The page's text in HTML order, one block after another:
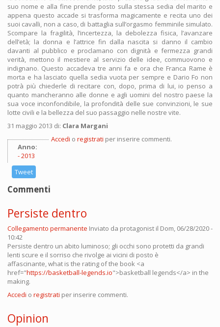
suo nome e alla fine prende posto sulla stessa sedia del marito e
appena questo accade si trasforma magicamente e recita uno dei
suoi cavalli, non a caso, di battaglia sull’orgasmo femminile simulato.
Scompare la fragilità, l’incertezza, la debolezza fisica, l’avanzare
dell’età; la donna e l’attrice fin dalla nascita si danno il cambio
davanti al pubblico e proclamano con dignità e fermezza grandi
verità, mettono il mestiere al servizio delle idee, commuovono e
indignano. Questo accadeva tre anni fa e ora che Franca Rame è
morta e ha lasciato quella sedia vuota per sempre e Dario Fo non
potrà più chiederle di recitare con, dopo, prima di lui, io penso a
quanto mancheranno alle donne e agli uomini del nostro paese la
sua voce inconfondibile, la profondità delle sue convinzioni, le sue
lotte civili e la bellezza del suo passaggio nelle nostre vite.
31 maggio 2013 di: Clara Margani
Anno:
2013
Accedi o registrati per inserire commenti.
Tweet
Commenti
Persiste dentro
Collegamento permanente Inviato da protagonist il Dom, 06/28/2020 -
10:42
Persiste dentro un abito luminoso; gli occhi sono protetti da grandi
lenti scure e il sorriso che rivolge ai vicini di posto è
affascinante, what is the rating of the book <a
href="https://basketball-legends.io">basketball legends</a> in the
making.
Accedi o registrati per inserire commenti.
Opinion